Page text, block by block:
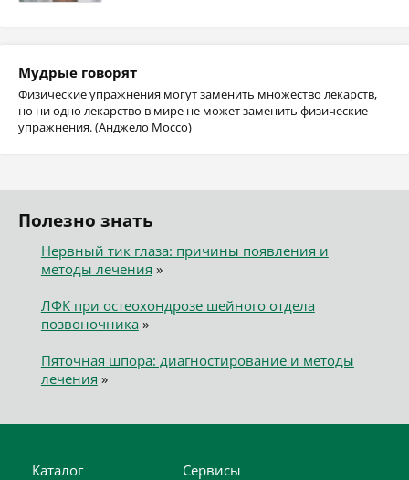
Мудрые говорят
Физические упражнения могут заменить множество лекарств,
но ни одно лекарство в мире не может заменить физические
упражнения. (Анджело Моссо)
Полезно знать
Нервный тик глаза: причины появления и
методы лечения »
ЛФК при остеохондрозе шейного отдела
позвоночника»
Пяточная шпора: диагностирование и методы
лечения »
Каталог Сервисы